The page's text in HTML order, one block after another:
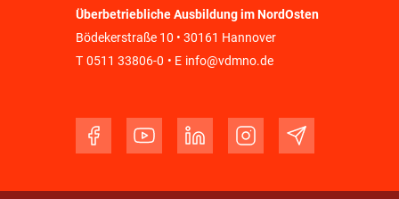
Überbetriebliche Ausbildung im NordOsten
Bödekerstraße 10 • 30161 Hannover
T 0511 33806-0 • E info@vdmno.de